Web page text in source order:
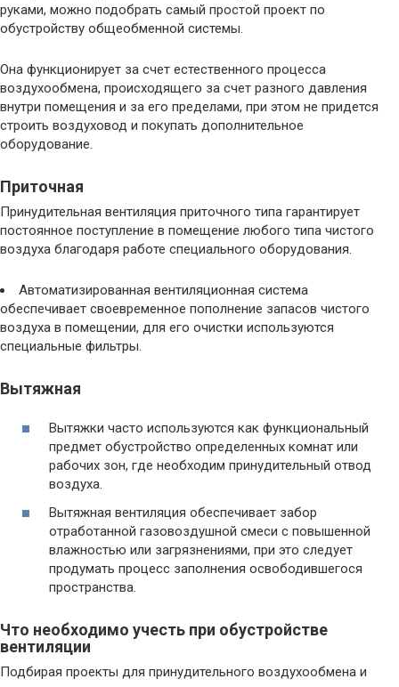
руками, можно подобрать самый простой проект по
обустройству общеобменной системы.
Она функционирует за счет естественного процесса
воздухообмена, происходящего за счет разного давления
внутри помещения и за его пределами, при этом не придется
строить воздуховод и покупать дополнительное
оборудование.
Приточная
Принудительная вентиляция приточного типа гарантирует
постоянное поступление в помещение любого типа чистого
воздуха благодаря работе специального оборудования.
Автоматизированная вентиляционная система
обеспечивает своевременное пополнение запасов чистого
воздуха в помещении, для его очистки используются
специальные фильтры.
Вытяжная
Вытяжки часто используются как функциональный
предмет обустройство определенных комнат или
рабочих зон, где необходим принудительный отвод
воздуха.
Вытяжная вентиляция обеспечивает забор
отработанной газовоздушной смеси с повышенной
влажностью или загрязнениями, при это следует
продумать процесс заполнения освободившегося
пространства.
Что необходимо учесть при обустройстве
вентиляции
Подбирая проекты для принудительного воздухообмена и